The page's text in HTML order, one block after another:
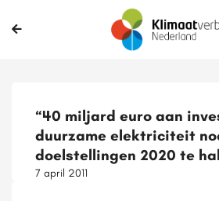
“40 miljard euro aan
duurzame elektriciteit
doelstellingen 2020 te
7 april 2011